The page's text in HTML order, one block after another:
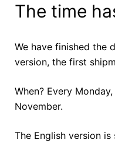
The time
We have finished the
version, the first
When? Every
November.
The English version